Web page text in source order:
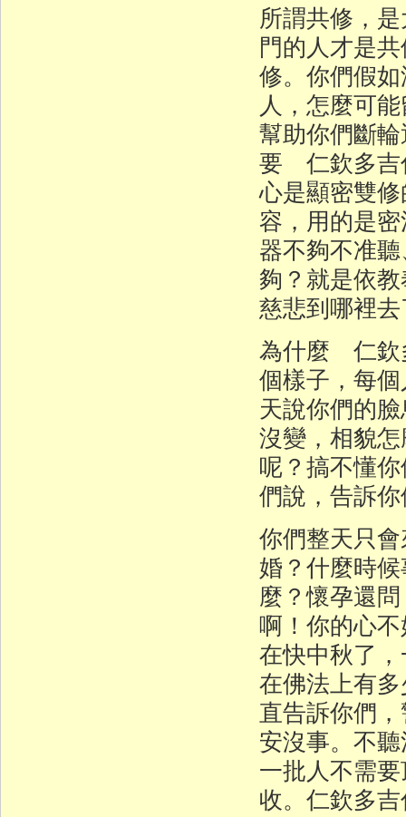
所謂共修，
門的人才是
修。你們假
人，怎麼可
幫助你們斷
要 仁欽多吉
心是顯密雙
容，用的是
器不夠不准
夠？就是依
慈悲到哪裡
為什麼 仁欽
個樣子，每
天說你們的
沒變，相貌
呢？搞不懂
們說，告訴
你們整天只
婚？什麼時
麼？懷孕還
啊！你的心
在快中秋了
在佛法上有
直告訴你們
安沒事。不
一批人不需
收。仁欽多